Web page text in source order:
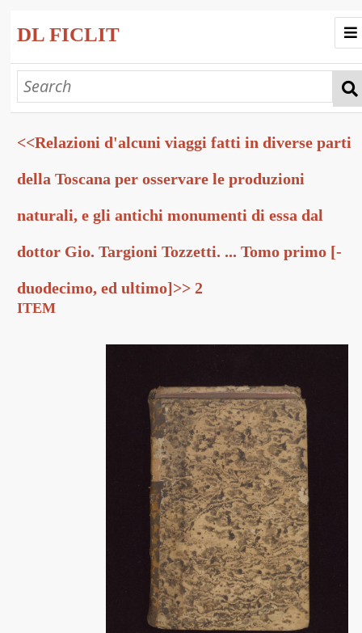
DL FICLIT
Home
Progetto
Collezioni
Esplora
Mostre Virtuali
<<Relazioni d'alcuni viaggi fatti in diverse parti
della Toscana per osservare le produzioni
naturali, e gli antichi monumenti di essa dal
dottor Gio. Targioni Tozzetti. ... Tomo primo [-
duodecimo, ed ultimo]>> 2
ITEM